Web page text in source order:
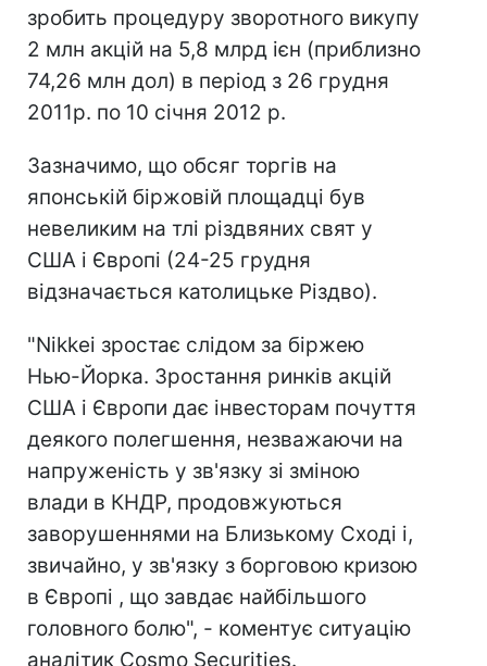
зробить процедуру зворотного викупу
2 млн акцій на 5,8 млрд ієн (приблизно
74,26 млн дол) в період з 26 грудня
2011р. по 10 січня 2012 р.
Зазначимо, що обсяг торгів на
японській біржовій площадці був
невеликим на тлі різдвяних свят у
США і Європі (24-25 грудня
відзначається католицьке Різдво).
"Nikkei зростає слідом за біржею
Нью-Йорка. Зростання ринків акцій
США і Європи дає інвесторам почуття
деякого полегшення, незважаючи на
напруженість у зв'язку зі зміною
влади в КНДР, продовжуються
заворушеннями на Близькому Сході і,
звичайно, у зв'язку з борговою кризою
в Європі , що завдає найбільшого
головного болю", - коментує ситуацію
аналітик Cosmo Securities.